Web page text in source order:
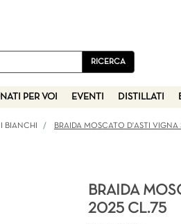
PER VOI EVENTI DISTILLATI
BIANCHI BRAIDA MOSCATO D'ASTI
BRAIDA
2025 CL.75